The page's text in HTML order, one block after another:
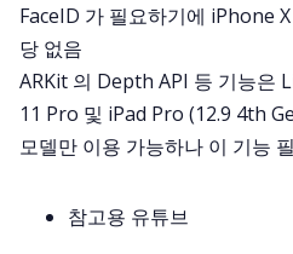
FaceID 가 필요하기에 iPhone
당 없음
ARKit 의 Depth API 등 기능은
11 Pro 및 iPad Pro (12.9 4th
모델만 이용 가능하나 이 기능
참고용 유튜브